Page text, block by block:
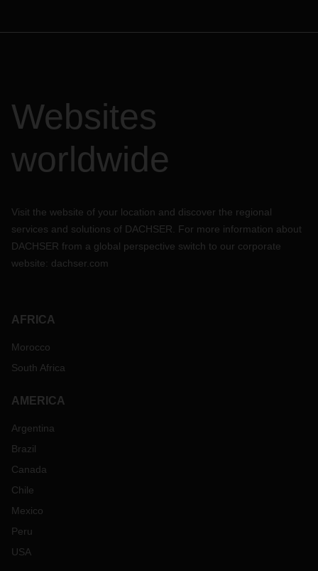
Websites
worldwide
Visit the website of your location and discover the regional
services and solutions of DACHSER. For more information about
DACHSER from a global perspective switch to our corporate
website: dachser.com
AFRICA
Morocco
South Africa
AMERICA
Argentina
Brazil
Canada
Chile
Mexico
Peru
USA